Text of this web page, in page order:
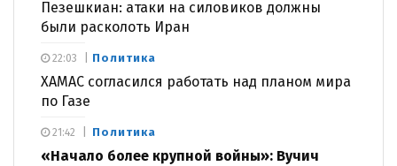
Пезешкиан: атаки на силовиков должны
были расколоть Иран
Политика
ХАМАС согласился работать над планом мира
по Газе
22:03
Политика
«Начало более крупной войны»: Вучич
21:42